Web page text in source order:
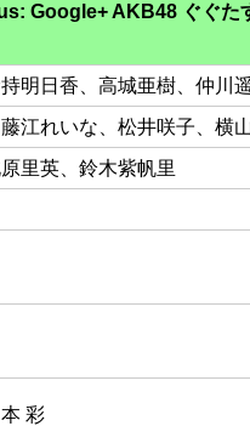
Google+ AKB48 ぐぐた
明日香、高城亜樹、仲川
江れいな、松井咲子、横
里英、鈴木紫帆里
彩